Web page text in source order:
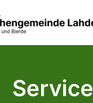
Service